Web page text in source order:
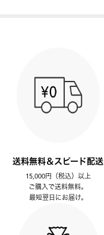
送料無料＆スピード配送
15,000円（税込）以上
ご購入で送料無料。
最短翌日にお届け。